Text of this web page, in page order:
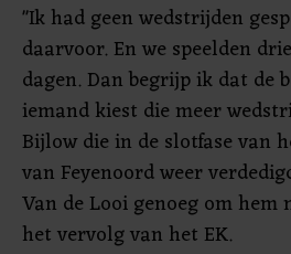
"Ik had geen wedstrijden
daarvoor. En we speelden
dagen. Dan begrijp ik dat de
iemand kiest die meer
Bijlow die in de slotfase van
van Feyenoord weer
Van de Looi genoeg om
het vervolg van het EK.